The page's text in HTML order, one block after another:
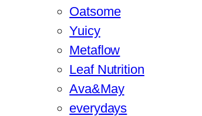
Oatsome
Yuicy
Metaflow
Leaf Nutrition
Ava&May
everydays